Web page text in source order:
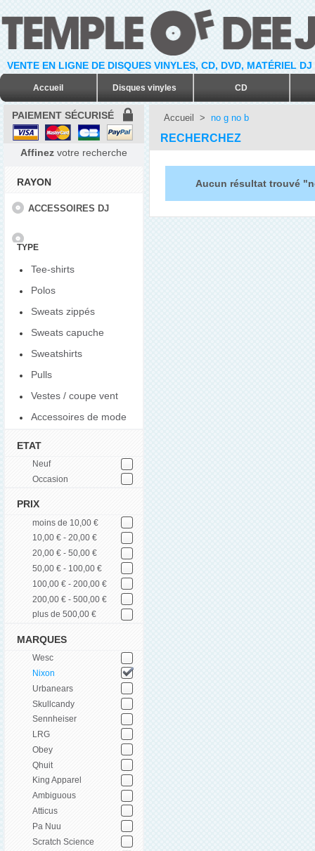
VENTE EN LIGNE DE DISQUES VINYLES, CD, DVD, MATÉRIEL
Accueil Disques vinyles CD
PAIEMENT SÉCURISÉ
Affinez votre recherche
RAYON
ACCESSOIRES DJ
TYPE
Tee-shirts
Polos
Sweats zippés
Sweats capuche
Sweatshirts
Pulls
Vestes / coupe vent
Accessoires de mode
ETAT
Neuf
Occasion
PRIX
moins de 10,00 €
10,00 € - 20,00 €
20,00 € - 50,00 €
50,00 € - 100,00 €
100,00 € - 200,00 €
200,00 € - 500,00 €
plus de 500,00 €
MARQUES
Wesc
Nixon
Urbanears
Skullcandy
Sennheiser
LRG
Obey
Qhuit
King Apparel
Ambiguous
Atticus
Pa Nuu
Scratch Science
Accueil > no g no b
RECHERCHEZ
Aucun résultat trouvé